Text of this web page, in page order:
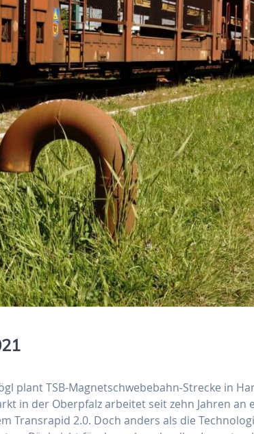
plant TSB-Magnetschwebebahn-Strecke in
in der Oberpfalz arbeitet seit zehn Jahren an
Transrapid 2.0. Doch anders als die